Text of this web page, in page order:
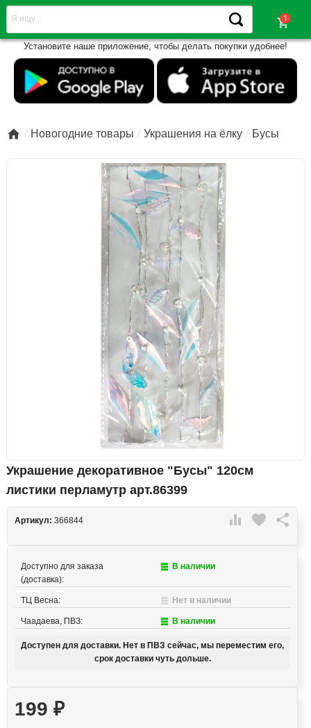
shopping_cart
Установите наше приложение, чтобы делать покупки удобнее!
 Новогодние товары Украшения на ёлку Бусы
Украшение декоративное "Бусы" 120см
листики перламутр арт.86399
 favorite 
Артикул: 366844
Доступно для заказа
(доставка):
В наличии
ТЦ Весна: Нет в наличии
Чаадаева, ПВЗ: В наличии
Доступен для доставки. Нет в ПВЗ сейчас, мы переместим его,
срок доставки чуть дольше.
199 ₽